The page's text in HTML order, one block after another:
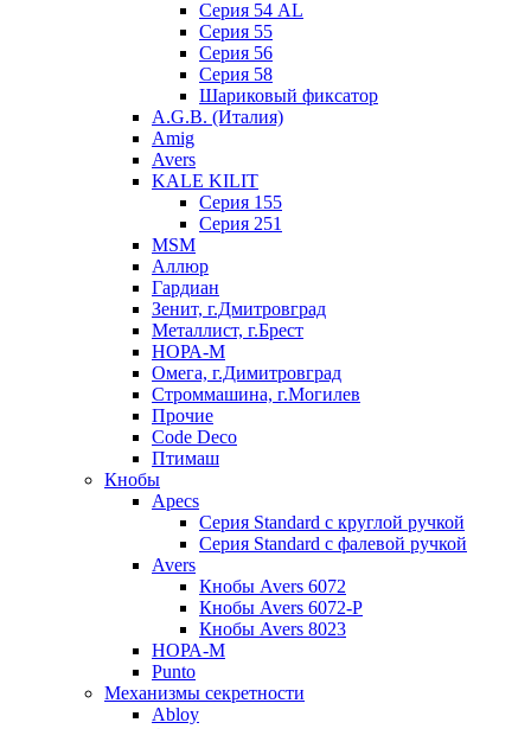
Серия 54 AL
Серия 55
Серия 56
Серия 58
Шариковый фиксатор
A.G.B. (Италия)
Amig
Avers
KALE KILIT
Серия 155
Серия 251
MSM
Аллюр
Гардиан
Зенит, г.Дмитровград
Металлист, г.Брест
НОРА-М
Омега, г.Димитровград
Строммашина, г.Могилев
Прочие
Code Deco
Птимаш
Кнобы
Apecs
Серия Standard с круглой ручкой
Серия Standard с фалевой ручкой
Avers
Кнобы Avers 6072
Кнобы Avers 6072-P
Кнобы Avers 8023
НОРА-М
Punto
Механизмы секретности
Abloy